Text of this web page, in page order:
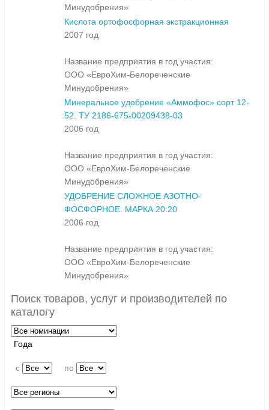
Минудобрения»
Кислота ортофосфорная экстракционная
2007 год
Название предприятия в год участия:
ООО «ЕвроХим-Белореченские
Минудобрения»
Минеральное удобрение «Аммофос» сорт 12-
52. ТУ 2186-675-00209438-03
2006 год
Название предприятия в год участия:
ООО «ЕвроХим-Белореченские
Минудобрения»
УДОБРЕНИЕ СЛОЖНОЕ АЗОТНО-
ФОСФОРНОЕ. МАРКА 20:20
2006 год
Название предприятия в год участия:
ООО «ЕвроХим-Белореченские
Минудобрения»
Поиск товаров, услуг и производителей по
каталогу
Года
c по